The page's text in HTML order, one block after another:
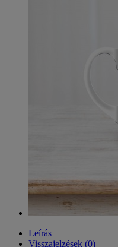
Leírás
Visszajelzések (0)